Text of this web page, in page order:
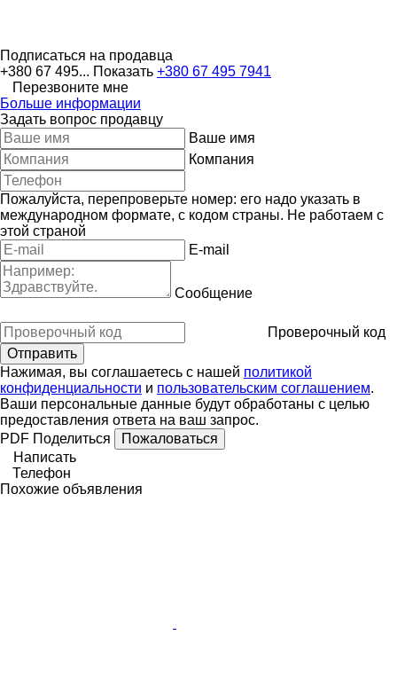
Подписаться на продавца
+380 67 495... Показать +380 67 495 7941
Перезвоните мне
Больше информации
Задать вопрос продавцу
Ваше имя
Компания
Пожалуйста, перепроверьте номер: его надо указать в
международном формате, с кодом страны. Не работаем с
этой страной
E-mail
Сообщение
Проверочный код
Нажимая, вы соглашаетесь с нашей политикой
конфиденциальности и пользовательским соглашением.
Ваши персональные данные будут обработаны с целью
предоставления ответа на ваш запрос.
PDF Поделиться
Пожаловаться
Написать
Телефон
Похожие объявления